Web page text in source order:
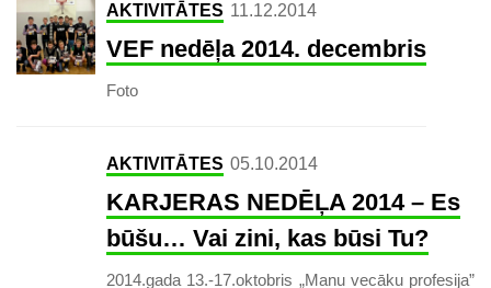
AKTIVITĀTES 11.12.2014
VEF nedēļa 2014. decembris
Foto
AKTIVITĀTES 05.10.2014
KARJERAS NEDĒĻA 2014 – Es
būšu… Vai zini, kas būsi Tu?
2014.gada 13.-17.oktobris „Manu vecāku profesija”